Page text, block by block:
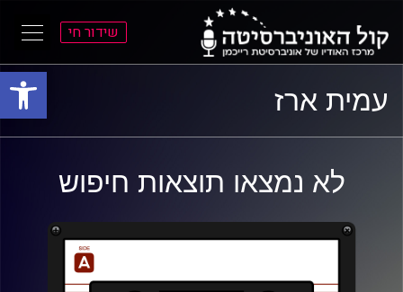
פתח
התפריט
הראשי
התוכן
הראשי
שידור חי
עמית ארז
לא נמצאו תוצאות חיפוש